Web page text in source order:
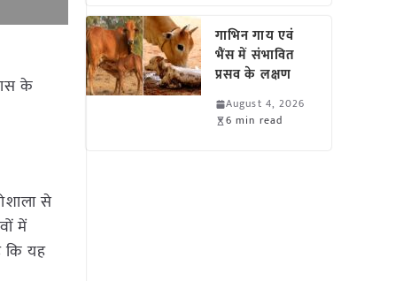
के
से
में
कि यह
गाभिन गाय एवं
भैंस में संभावित
प्रसव के लक्षण
August 4, 2026
6 min read